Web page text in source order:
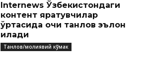
Internews Ўзбекистондаги
контент яратувчилар
ўртасида очиқ танлов эълон
қилади
Танлов/молиявий кўмак